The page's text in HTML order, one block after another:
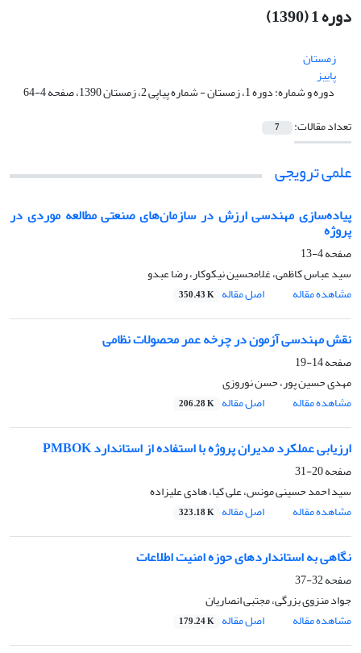
دوره 1 (1390)
زمستان
پاییز
دوره و شماره:دوره 1، زمستان - شماره پیاپی 2، زمستان 1390، صفحه 4-64
تعداد مقالات:
7
علمی ترویجی
پیاده‌سازی مهندسی ارزش در سازمان‌های صنعتی مطالعه موردی در
پروژه
صفحه4-13
سید عباس کاظمی، غلامحسین نیکوکار، رضا عبدو
مشاهده مقاله
اصل مقاله 350.43 K
نقش مهندسی آزمون در چرخه عمر محصولات نظامی
صفحه14-19
مهدی حسین پور، حسن نوروزی
مشاهده مقاله
اصل مقاله 206.28 K
ارزیابی عملکرد مدیران پروژه با استفاده از استاندارد PMBOK
صفحه20-31
سید احمد حسینی مونس، علی کیا، هادی علیزاده
مشاهده مقاله
اصل مقاله 323.18 K
نگاهی به استانداردهای حوزه امنیت اطلاعات
صفحه32-37
جواد منزوی بزرگی، مجتبی انصاریان
مشاهده مقاله
اصل مقاله 179.24 K